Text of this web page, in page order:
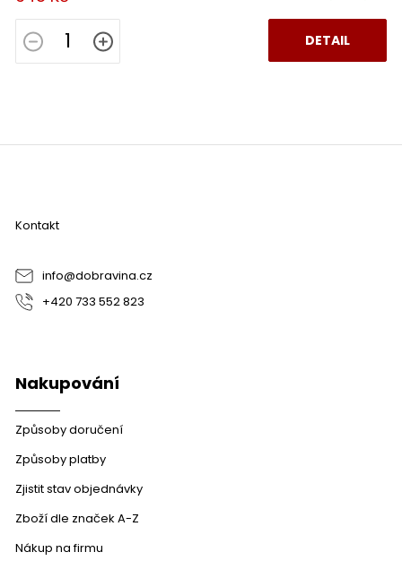
DETAIL
Z
Kontakt
info@dobravina.cz
+420 733 552 823
Nakupování
Způsoby doručení
Způsoby platby
Zjistit stav objednávky
Zboží dle značek A-Z
Nákup na firmu